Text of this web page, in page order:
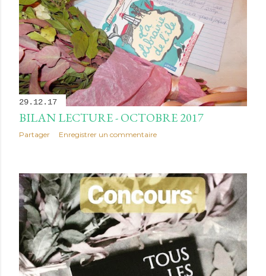
29.12.17
BILAN LECTURE - OCTOBRE 2017
Partager Enregistrer un commentaire